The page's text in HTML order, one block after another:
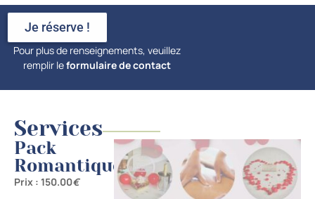
Je réserve !
Pour plus de renseignements, veuillez
remplir leformulaire de contact
Services
Pack
Romantique
Prix : 150.00€